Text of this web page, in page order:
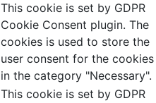
This cookie is set by GDPR
Cookie Consent plugin. The
cookies is used to store the
user consent for the cookies
in the category "Necessary".
This cookie is set by GDPR